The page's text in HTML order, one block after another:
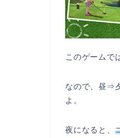
このゲームで
なので、昼⇒
よ。
夜になると、